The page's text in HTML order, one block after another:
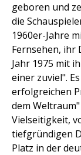
geboren und
die
1960er-Jahre
Fernsehen, ihr
Jahr 1975 mit
einer zuviel".
erfolgreichen
dem
Vielseitigkeit,
tiefgründigen
Platz in der